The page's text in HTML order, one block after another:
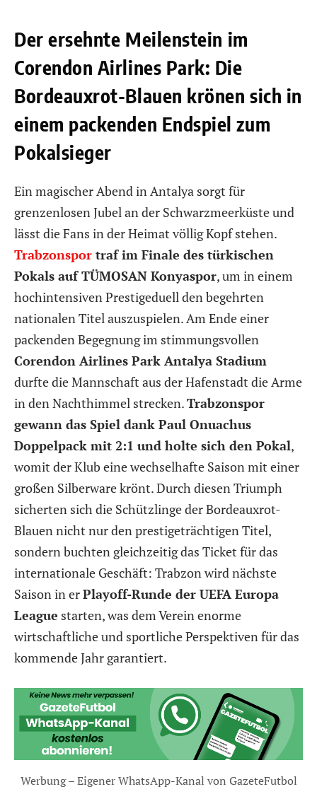
Der ersehnte Meilenstein im
Corendon Airlines Park: Die
Bordeauxrot-Blauen krönen sich in
einem packenden Endspiel zum
Pokalsieger
Ein magischer Abend in Antalya sorgt für
grenzenlosen Jubel an der Schwarzmeerküste und
lässt die Fans in der Heimat völlig Kopf stehen.
Trabzonspor traf im Finale des türkischen
Pokals auf TÜMOSAN Konyaspor, um in einem
hochintensiven Prestigeduell den begehrten
nationalen Titel auszuspielen. Am Ende einer
packenden Begegnung im stimmungsvollen
Corendon Airlines Park Antalya Stadium
durfte die Mannschaft aus der Hafenstadt die Arme
in den Nachthimmel strecken.Trabzonspor
gewann das Spiel dank Paul Onuachus
Doppelpack mit 2:1 und holte sich den Pokal,
womit der Klub eine wechselhafte Saison mit einer
großen Silberware krönt. Durch diesen Triumph
sicherten sich die Schützlinge der Bordeauxrot-
Blauen nicht nur den prestigeträchtigen Titel,
sondern buchten gleichzeitig das Ticket für das
internationale Geschäft: Trabzon wird nächste
Saison in erPlayoff-Runde der UEFA Europa
League starten, was dem Verein enorme
wirtschaftliche und sportliche Perspektiven für das
kommende Jahr garantiert.
Werbung – Eigener WhatsApp-Kanal von GazeteFutbol